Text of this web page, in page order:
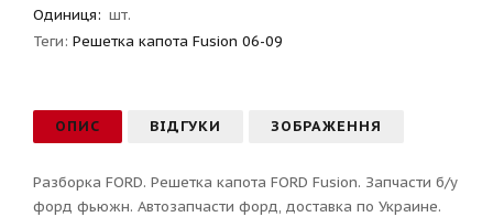
Одиниця: шт.
Теги: Решетка капота Fusion 06-09
ОПИС ВІДГУКИ ЗОБРАЖЕННЯ
Разборка FORD. Решетка капота FORD Fusion. Запчасти б/у
форд фьюжн. Автозапчасти форд, доставка по Украине.